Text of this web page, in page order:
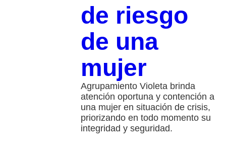
de riesgo
de una
mujer
Agrupamiento Violeta brinda
atención oportuna y contención a
una mujer en situación de crisis,
priorizando en todo momento su
integridad y seguridad.